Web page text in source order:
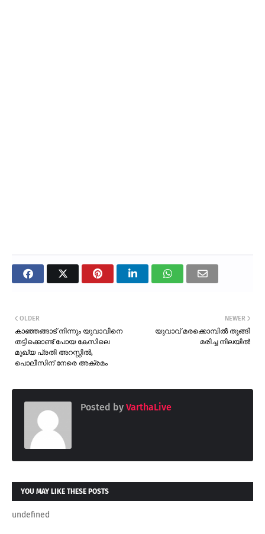
NEWER
യുവാവ് മരക്കൊമ്പിൽ തൂങ്ങി
മരിച്ച നിലയിൽ
OLDER
കാഞ്ഞങ്ങാട് നിന്നും യുവാവിനെ
തട്ടിക്കൊണ്ട് പോയ കേസിലെ
മുഖ്യ പ്രതി അറസ്റ്റിൽ,
പൊലീസിന് നേരെ അക്രമം
Posted by VarthaLive
YOU MAY LIKE THESE POSTS
undefined